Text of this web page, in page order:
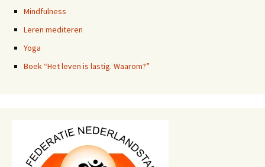
Mindfulness
Leren mediteren
Yoga
Boek “Het leven is lastig. Waarom?”